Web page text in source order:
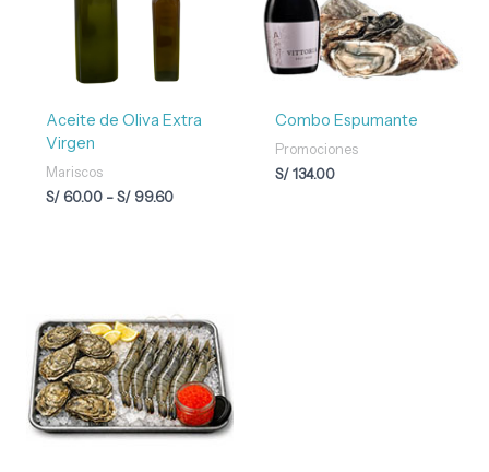
Aceite de Oliva Extra
Virgen
Mariscos
S/60.00 - S/99.60
Combo Espumante
Promociones
S/134.00